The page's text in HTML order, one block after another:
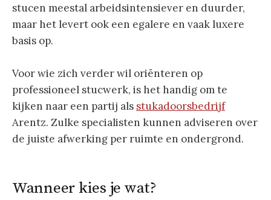
stucen meestal arbeidsintensiever en duurder,
maar het levert ook een egalere en vaak luxere
basis op.
Voor wie zich verder wil oriënteren op
professioneel stucwerk, is het handig om te
kijken naar een partij als stukadoorsbedrijf
Arentz. Zulke specialisten kunnen adviseren over
de juiste afwerking per ruimte en ondergrond.
Wanneer kies je wat?